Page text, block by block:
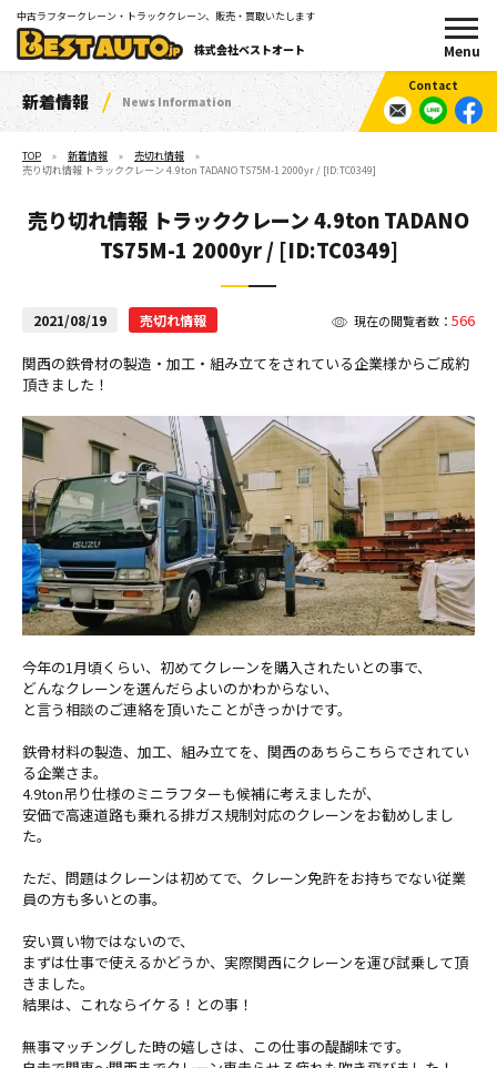
中古ラフタークレーン・トラッククレーン、販売・買取いたします
株式会社ベストオート
新着情報 News Information
TOP 新着情報
売切れ情報
売り切れ情報 トラッククレーン 4.9ton TADANO TS75M-1 2000yr / [ID:TC0349]
売り切れ情報 トラッククレーン 4.9ton TADANO
TS75M-1 2000yr / [ID:TC0349]
現在の閲覧者数： 566
2021/08/19 売切れ情報
関西の鉄骨材の製造・加工・ 組み立てをされている企業様からご成約
頂きました！
今年の1月頃くらい、 初めてクレーンを購入されたいとの事で、
どんなクレーンを選んだらよいのかわからない、
と言う相談のご連絡を頂いたことがきっかけです。
鉄骨材料の製造、加工、組み立てを、関西のあちらこちらでされてい
る企業さま。
4.9ton吊り仕様のミニラフターも候補に考えましたが、
安価で高速道路も乗れる排ガス規制対応のクレーンをお勧めしまし
た。
ただ、問題はクレーンは初めてで、クレーン免許をお持ちでない従業
員の方も多いとの事。
安い買い物ではないので、
まずは仕事で使えるかどうか、 実際関西にクレーンを運び試乗して頂
きました。
結果は、これならイケる！との事！
無事マッチングした時の嬉しさは、この仕事の醍醐味です。